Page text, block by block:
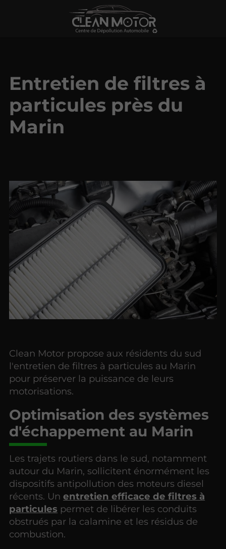
Entretien de filtres à
particules près du
Marin
Clean Motor propose aux résidents du sud
l'entretien de filtres à particules au Marin
pour préserver la puissance de leurs
motorisations.
Optimisation des systèmes
d'échappement au Marin
Les trajets routiers dans le sud, notamment
autour du Marin, sollicitent énormément les
dispositifs antipollution des moteurs diesel
récents. Unentretien efficace de filtres à
particules permet de libérer les conduits
obstrués par la calamine et les résidus de
combustion.